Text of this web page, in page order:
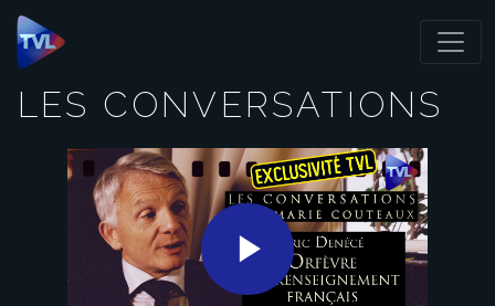
Panneau de gestion des cookies
LES CONVERSATIONS
Play